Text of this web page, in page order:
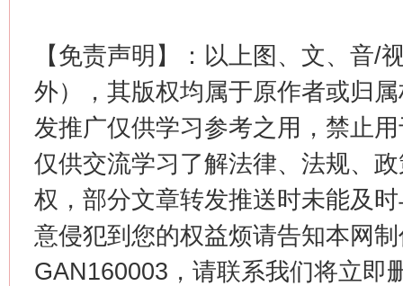
【免责声明】：以上图、文、音/
外），其版权均属于原作者或归
发推广仅供学习参考之用，禁止
仅供交流学习了解法律、法规、
权，部分文章转发推送时未能及
意侵犯到您的权益烦请告知本网
GAN160003，请联系我们将立即
在谋一域中谋全局
今